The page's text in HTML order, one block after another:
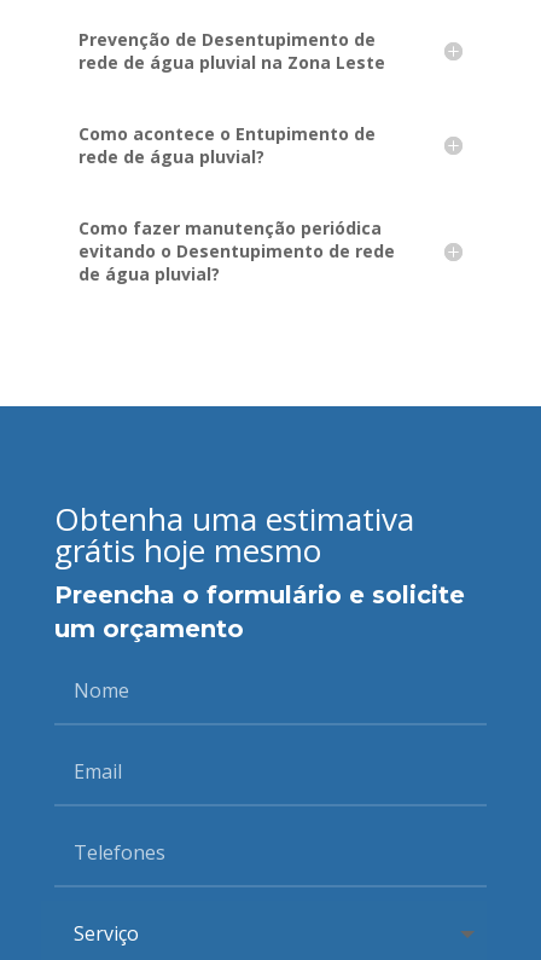
Prevenção de Desentupimento de
rede de água pluvial na Zona Leste
Como acontece o Entupimento de
rede de água pluvial?
Como fazer manutenção periódica
evitando o Desentupimento de rede
de água pluvial?
Obtenha uma estimativa
grátis hoje mesmo
Preencha o formulário e solicite
um orçamento